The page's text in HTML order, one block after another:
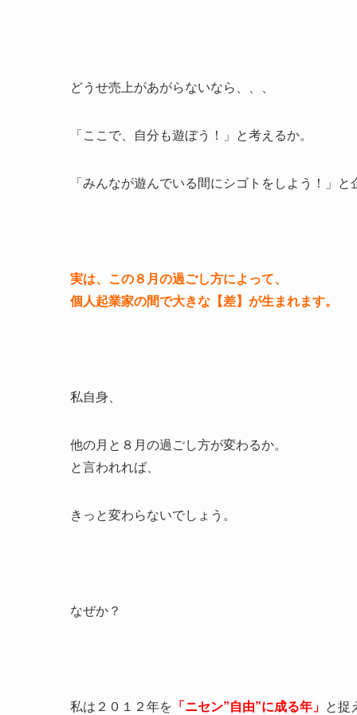
どうせ売上があがらないなら、、、
「ここで、自分も遊ぼう！」と考えるか。
「みんなが遊んでいる間にシゴトをしよう！」と
実は、この８月の過ごし方によって、
個人起業家の間で大きな【差】が生まれます。
私自身、
他の月と８月の過ごし方が変わるか。
と言われれば、
きっと変わらないでしょう。
なぜか？
私は２０１２年を 「ニセン”自由”に成る年」 と捉